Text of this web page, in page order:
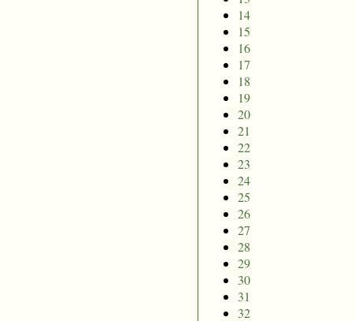
14
15
16
17
18
19
20
21
22
23
24
25
26
27
28
29
30
31
32